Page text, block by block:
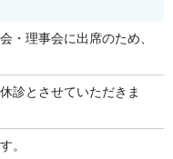
・理事会に出席のため、
診とさせていただきま
。